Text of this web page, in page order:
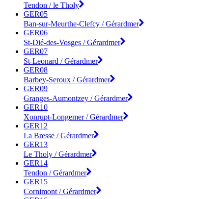
Tendon / le Tholy
GER05
Ban-sur-Meurthe-Clefcy / Gérardmer
GER06
St-Dié-des-Vosges / Gérardmer
GER07
St-Leonard / Gérardmer
GER08
Barbey-Seroux / Gérardmer
GER09
Granges-Aumontzey / Gérardmer
GER10
Xonrupt-Longemer / Gérardmer
GER12
La Bresse / Gérardmer
GER13
Le Tholy / Gérardmer
GER14
Tendon / Gérardmer
GER15
Cornimont / Gérardmer